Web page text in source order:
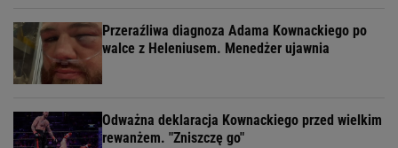
Przeraźliwa diagnoza Adama Kownackiego po
walce z Heleniusem. Menedżer ujawnia
Odważna deklaracja Kownackiego przed wielkim
rewanżem. "Zniszczę go"